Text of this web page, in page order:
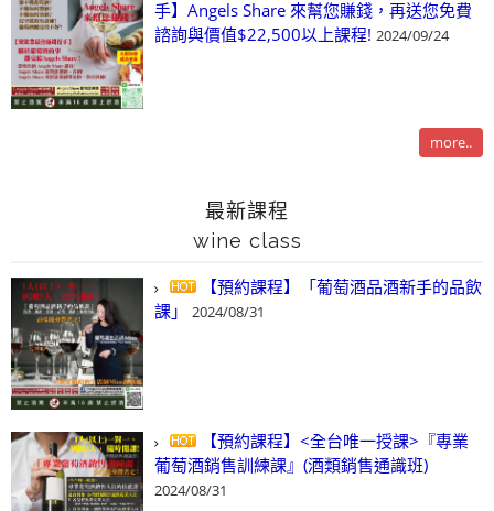
手】Angels Share 來幫您賺錢，再送您免費
諮詢與價值$22,500以上課程! 2024/09/24
more..
最新課程
wine class
【預約課程】「葡萄酒品酒新手的品飲
課」
2024/08/31
【預約課程】<全台唯一授課>『專業
葡萄酒銷售訓練課』(酒類銷售通識班)
2024/08/31